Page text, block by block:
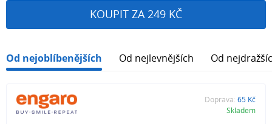
KOUPIT ZA 249 KČ
Od nejoblíbenějších Od nejlevnějších Od
Doprava: 65 Kč
Skladem